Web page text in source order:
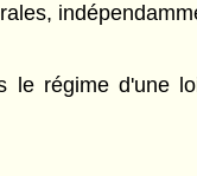
le régime d'une